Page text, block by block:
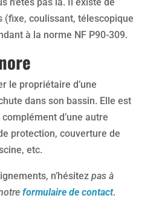
(fixe, coulissant, télescopique
à la norme NF P90-309.
le propriétaire d’une
dans son bassin. Elle est
d’une autre
protection, couverture de
etc.
n’hésitez pas à
formulaire de contact.